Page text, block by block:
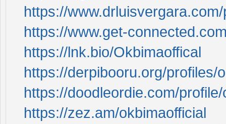
https://
https://www.get-
https://lnk.bio/Okbimaoffical
https://derpibooru.org/profiles/
https://doodleordie.com/
https://zez.am/okbimaofficial